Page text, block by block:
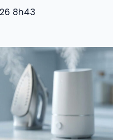
8h43